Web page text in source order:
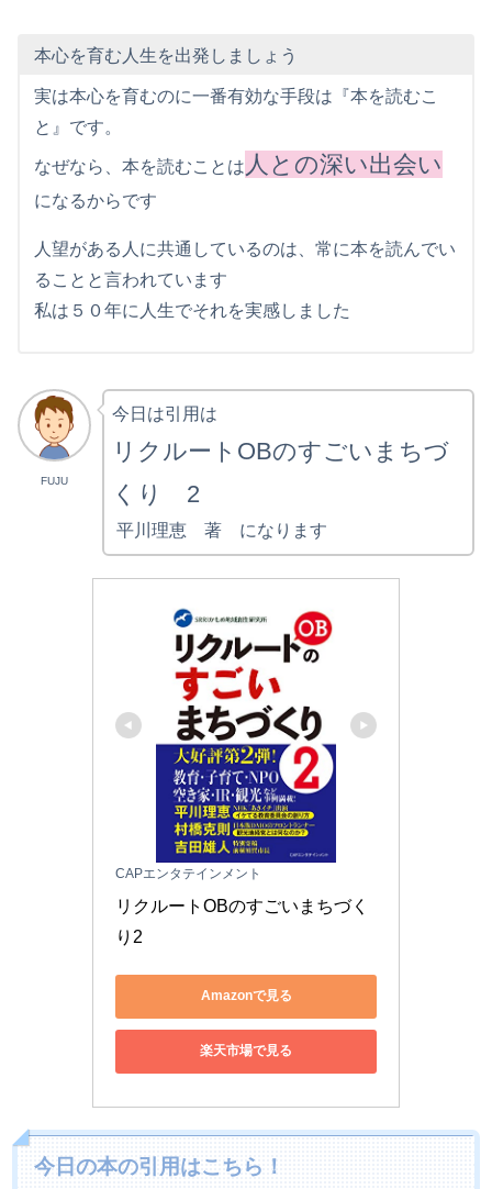
本心を育む人生を出発しましょう
実は本心を育むのに一番有効な手段は『本を読むこ
と』です。
なぜなら、本を読むことは 人との深い出会い
になるからです
人望がある人に共通しているのは、常に本を読んでい
ることと言われています
私は５０年に人生でそれを実感しました
FUJU
今日は引用は
リクルートOBのすごいまちづ
くり 2
平川理恵 著 になります
CAPエンタテインメント
リクルートOBのすごいまちづく
り2
Amazonで見る
楽天市場で見る
今日の本の引用はこちら！